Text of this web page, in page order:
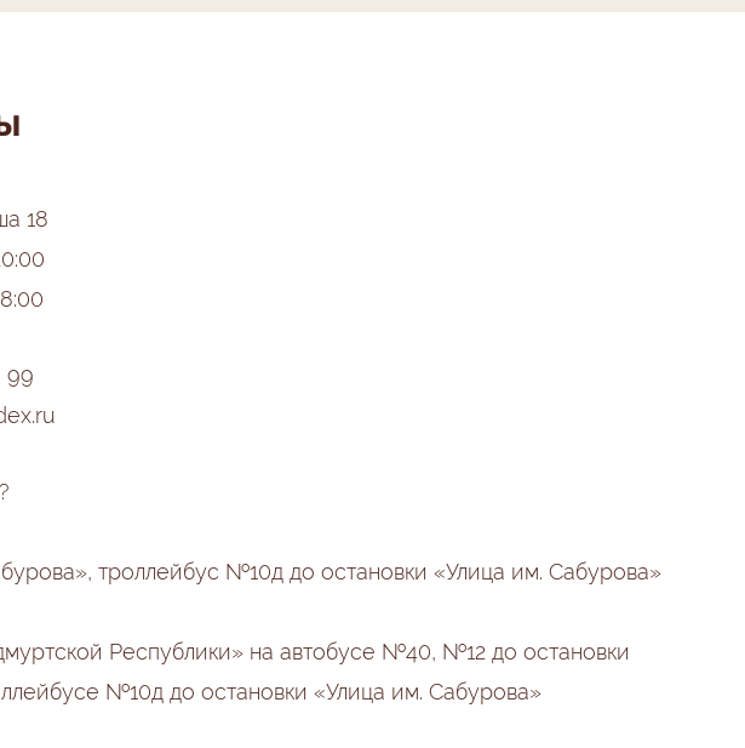
18
99
троллейбус №10д до остановки «Улица им. Сабурова»
Республики» на автобусе №40, №12 до остановки
№10д до остановки «Улица им. Сабурова»